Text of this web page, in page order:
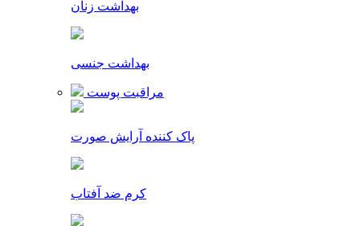
بهداشت زنان
بهداشت جنسی
مراقبت پوست
پاک کننده آرایش صورت
کرم ضد آفتاب